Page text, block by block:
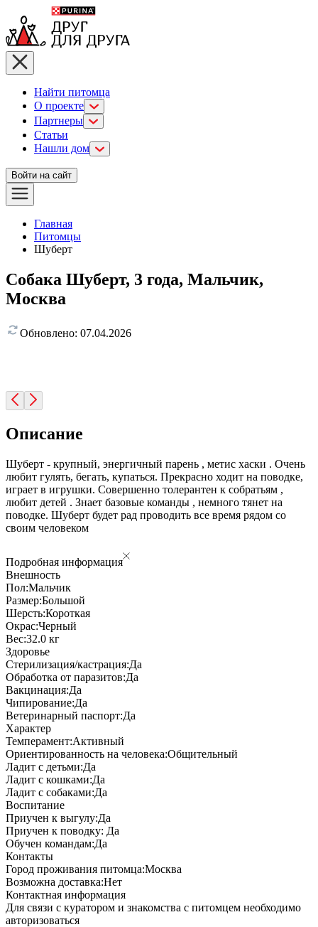
Найти питомца
О проекте
Партнеры
Статьи
Нашли дом
Войти на сайт
Главная
Питомцы
Шуберт
Собака Шуберт, 3 года, Мальчик,
Москва
Обновлено: 07.04.2026
Описание
Шуберт - крупный, энергичный парень , метис хаски . Очень
любит гулять, бегать, купаться. Прекрасно ходит на поводке,
играет в игрушки. Совершенно толерантен к собратьям ,
любит детей . Знает базовые команды , немного тянет на
поводке. Шуберт будет рад проводить все время рядом со
своим человеком
Подробная информация
Внешность
Пол:Мальчик
Размер:Большой
Шерсть:Короткая
Окрас:Черный
Вес:32.0 кг
Здоровье
Стерилизация/кастрация:Да
Обработка от паразитов:Да
Вакцинация:Да
Чипирование:Да
Ветеринарный паспорт:Да
Характер
Темперамент:Активный
Ориентированность на человека:Общительный
Ладит с детьми:Да
Ладит с кошками:Да
Ладит с собаками:Да
Воспитание
Приучен к выгулу:Да
Приучен к поводку: Да
Обучен командам:Да
Контакты
Город проживания питомца:Москва
Возможна доставка:Нет
Контактная информация
Для связи с куратором и знакомства с питомцем необходимо
авторизоваться